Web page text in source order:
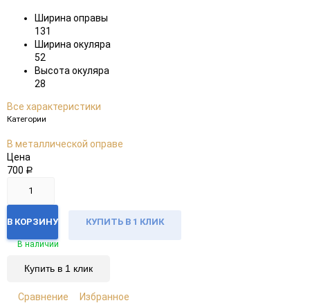
Ширина оправы
131
Ширина окуляра
52
Высота окуляра
28
Все характеристики
Категории
В металлической оправе
Цена
700 Р
В КОРЗИНУ КУПИТЬ В 1 КЛИК
В наличии
Купить в 1 клик
Сравнение
Избранное